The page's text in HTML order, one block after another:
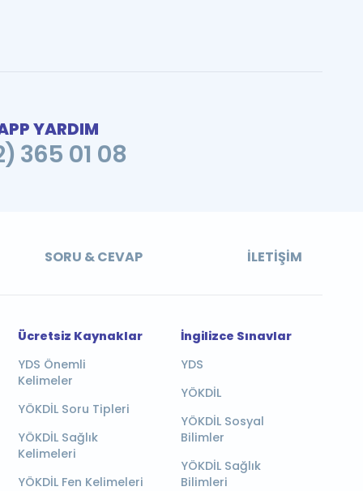
YARDIM
365 01 08
SORU & CEVAP İLETIŞIM
Ücretsiz Kaynaklar
YDS Önemli
Kelimeler
YÖKDİL Soru Tipleri
YÖKDİL Sağlık
Kelimeleri
YÖKDİL Fen Kelimeleri
İngilizce Sınavlar
YDS
YÖKDİL
YÖKDİL Sosyal
Bilimler
YÖKDİL Sağlık
Bilimleri